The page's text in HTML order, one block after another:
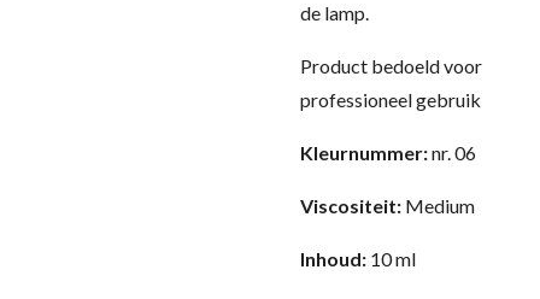
de lamp.
Product bedoeld voor
professioneel gebruik
Kleurnummer:nr. 06
Viscositeit: Medium
Inhoud: 10 ml